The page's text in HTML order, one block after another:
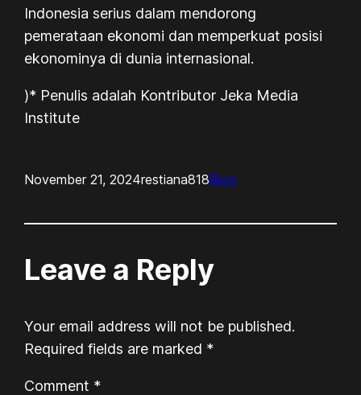
Indonesia serius dalam mendorong
pemerataan ekonomi dan memperkuat posisi
ekonominya di dunia internasional.
)* Penulis adalah Kontributor Jeka Media
Institute
November 21, 2024restiana818Blog
Leave a Reply
Your email address will not be published.
Required fields are marked *
Comment *